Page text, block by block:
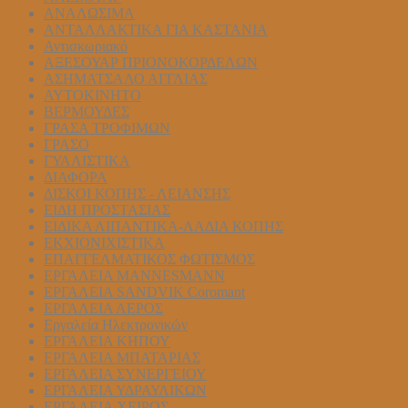
ΑΝΑΛΩΣΙΜΑ
ΑΝΤΑΛΛΑΚΤΙΚΑ ΓΙΑ ΚΑΣΤΑΝΙΑ
Αντισκωριακό
ΑΞΕΣΟΥΑΡ ΠΡΙΟΝΟΚΟΡΔΕΛΩΝ
ΑΣΗΜΑΤΣΑΛΟ ΑΓΓΛΙΑΣ
ΑΥΤΟΚΙΝΗΤΟ
ΒΕΡΜΟΥΔΕΣ
ΓΡΑΣΑ ΤΡΟΦΙΜΩΝ
ΓΡΑΣΟ
ΓΥΑΛΙΣΤΙΚΑ
ΔΙΑΦΟΡΑ
ΔΙΣΚΟΙ ΚΟΠΗΣ - ΛΕΙΑΝΣΗΣ
ΕΙΔΗ ΠΡΟΣΤΑΣΙΑΣ
ΕΙΔΙΚΑ ΛΙΠΑΝΤΙΚΑ-ΛΑΔΙΑ ΚΟΠΗΣ
ΕΚΧΙΟΝΙΧΙΣΤΙΚΑ
ΕΠΑΓΓΕΛΜΑΤΙΚΟΣ ΦΩΤΙΣΜΟΣ
ΕΡΓΑΛΕΙΑ MANNESMANN
ΕΡΓΑΛΕΙΑ SANDVIK Coromant
ΕΡΓΑΛΕΙΑ ΑΕΡΟΣ
Εργαλεία Ηλεκτρονικών
ΕΡΓΑΛΕΙΑ ΚΗΠΟΥ
ΕΡΓΑΛΕΙΑ ΜΠΑΤΑΡΙΑΣ
ΕΡΓΑΛΕΙΑ ΣΥΝΕΡΓΕΙΟΥ
ΕΡΓΑΛΕΙΑ ΥΔΡΑΥΛΙΚΩΝ